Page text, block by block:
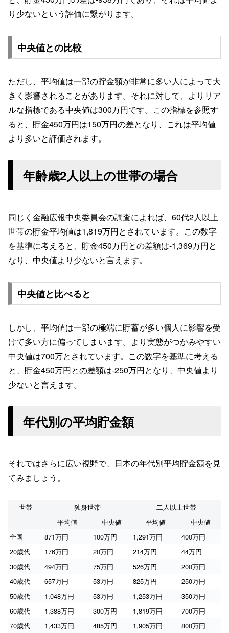
り少ないという評価に繋がります。
中央値との比較
ただし、平均値は一部の貯金額が非常に多い人によって大
きく影響されることがあります。それに対して、よりリア
ルな指標である中央値は300万円です。この指標を参照す
ると、貯金450万円は150万円の差となり、これは平均値
より多いと評価されます。
年齢歳2人以上の世帯の場合
同じく金融広報中央委員会の調査によれば、60代2人以上
世帯の貯金平均値は1,819万円とされています。この数字
を基準に考えると、貯金450万円との差額は-1,369万円と
なり、中央値より少ないと言えます。
中央値と比べると
しかし、平均値は一部の極端に貯蓄が多い個人に影響を受
けて多い方に偏ってしまいます。より実態がつかみやすい
中央値は700万とされています。この数字を基準に考える
と、貯金450万円との差額は-250万円となり、中央値より
少ないと言えます。
年代別の平均貯金額
それではさらに広い視野で、日本の年代別平均貯金額を見
てみましょう。
世帯 独身世帯
二人以上世帯
平均値
中央値 平均値
中央値
全国
871万円 100万円 1,291万円
400万円
20歳代
176万円 20万円 214万円
44万円
30歳代
494万円 75万円 526万円
200万円
40歳代
657万円 53万円 825万円
250万円
50歳代
1,048万円 53万円 1,253万円
350万円
60歳代
1,388万円 300万円 1,819万円
700万円
70歳代
1,433万円 485万円 1,905万円 800万円